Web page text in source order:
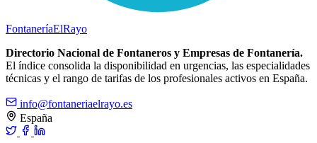
FontaneríaElRayo
Directorio Nacional de Fontaneros y Empresas de Fontanería.
El índice consolida la disponibilidad en urgencias, las especialidades
técnicas y el rango de tarifas de los profesionales activos en España.
info@fontaneriaelrayo.es
España